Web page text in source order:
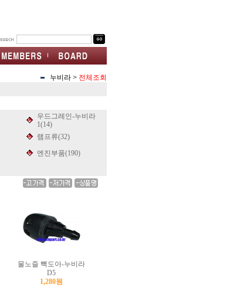
누비라 > 전체조회
우드그레인-누비라
1(14)
램프류(32)
엔진부품(190)
물노즐 빽도아-누비라
D5
1,280원